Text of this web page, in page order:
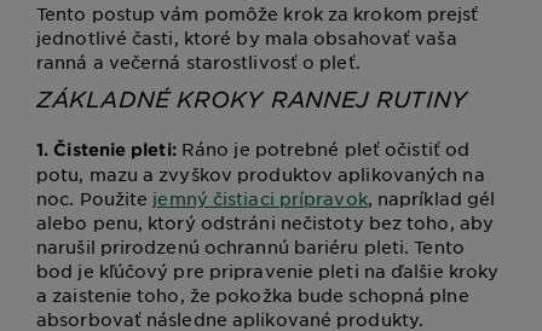
Tento postup vám pomôže krok za krokom prejsť
jednotlivé časti, ktoré by mala obsahovať vaša
ranná a večerná starostlivosť o pleť.
ZÁKLADNÉ KROKY RANNEJ RUTINY
1. Čistenie pleti: Ráno je potrebné pleť očistiť od
potu, mazu a zvyškov produktov aplikovaných na
noc. Použite jemný čistiaci prípravok, napríklad gél
alebo penu, ktorý odstráni nečistoty bez toho, aby
narušil prirodzenú ochrannú bariéru pleti. Tento
bod je kľúčový pre pripravenie pleti na ďalšie kroky
a zaistenie toho, že pokožka bude schopná plne
absorbovať následne aplikované produkty.